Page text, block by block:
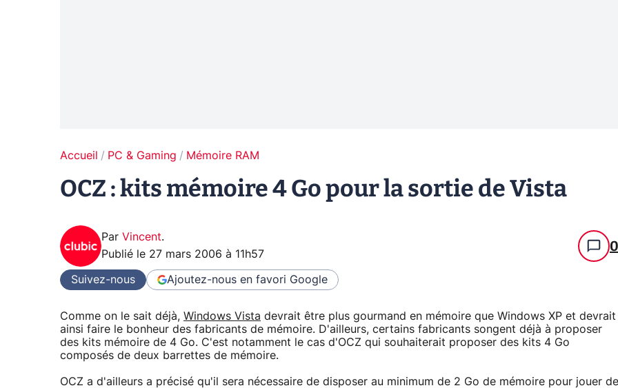
Accueil PC & Gaming Mémoire RAM
OCZ : kits mémoire 4 Go pour la sortie de Vista
Par Vincent.
Publié le 27 mars 2006 à 11h57 0
Suivez-nous Ajoutez-nous en favori Google
Comme on le sait déjà, Windows Vista devrait être plus gourmand en mémoire que Windows XP et devrait
ainsi faire le bonheur des fabricants de mémoire. D'ailleurs, certains fabricants songent déjà à proposer
des kits mémoire de 4 Go. C'est notamment le cas d'OCZ qui souhaiterait proposer des kits 4 Go
composés de deux barrettes de mémoire.
OCZ a d'ailleurs a précisé qu'il sera nécessaire de disposer au minimum de 2 Go de mémoire pour jouer de